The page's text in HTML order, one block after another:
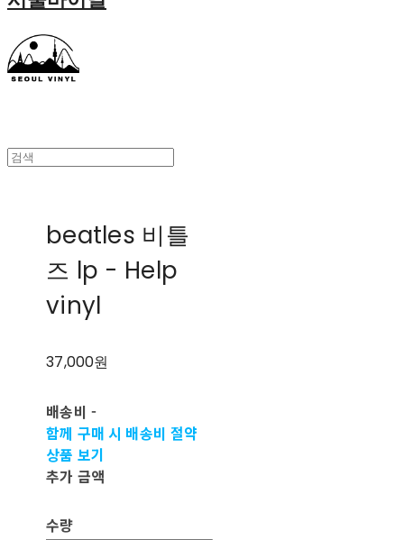
beatles 비틀
즈 lp - Help
vinyl
37,000원
배송비 -
함께 구매 시 배송비 절약
상품 보기
추가 금액
수량